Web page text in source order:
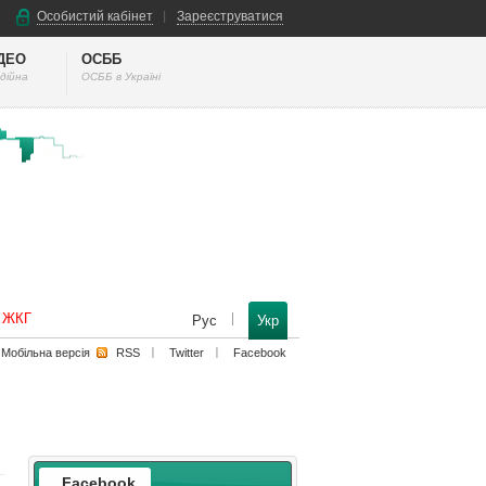
Особистий кабінет Зареєструватися
ОСББ
ОСББ в Україні
ЖКГ Рус Укр
Мобільна версiя RSS Twitter Facebook